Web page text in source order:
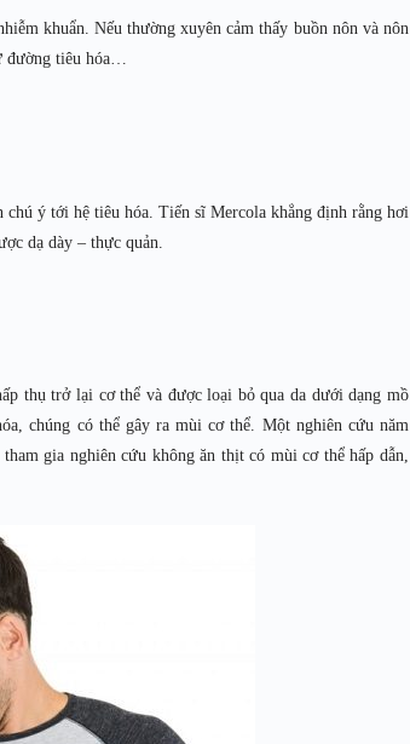
khuẩn. Nếu thường xuyên cảm thấy buồn nôn và nôn
đường tiêu hóa…
ý tới hệ tiêu hóa. Tiến sĩ Mercola khẳng định rằng hơi
dạ dày – thực quản.
thụ trở lại cơ thể và được loại bỏ qua da dưới dạng mồ
chúng có thể gây ra mùi cơ thể. Một nghiên cứu năm
gia nghiên cứu không ăn thịt có mùi cơ thể hấp dẫn,